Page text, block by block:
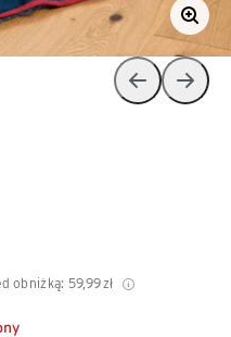
obniżką: 59,99 zł